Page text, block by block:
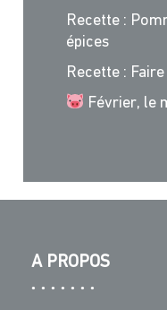
Recette :
épices
Recette :
Février, le
A PROPOS